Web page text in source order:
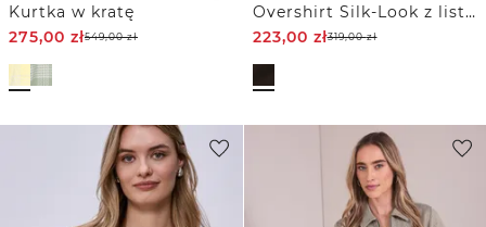
Kurtka w kratę
275,00 zł549,00zł
Overshirt Silk-Look z listwą guzikową
223,00 zł319,00zł